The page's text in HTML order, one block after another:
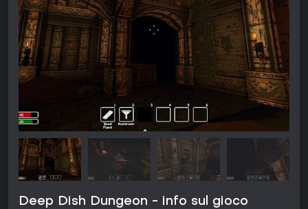
Deep Dish Dungeon - info sul gioco